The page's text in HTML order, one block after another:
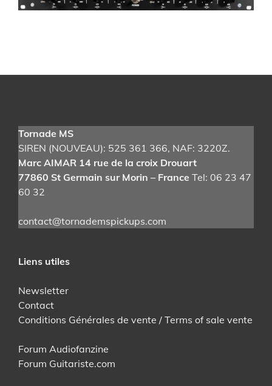
Tornade MS
SIREN (NOUVEAU): 525 361 366, NAF: 3220Z.
Marc AIMAR 14 rue de la croix Drouart
77860 St Germain sur Morin – France Tel: 06 23 47
60 32
contact@tornademspickups.com
Liens utiles
Newsletter
Contact
Conditions Générales de vente / Terms of sale vente
Forum Audiofanzine
Forum Guitariste.com